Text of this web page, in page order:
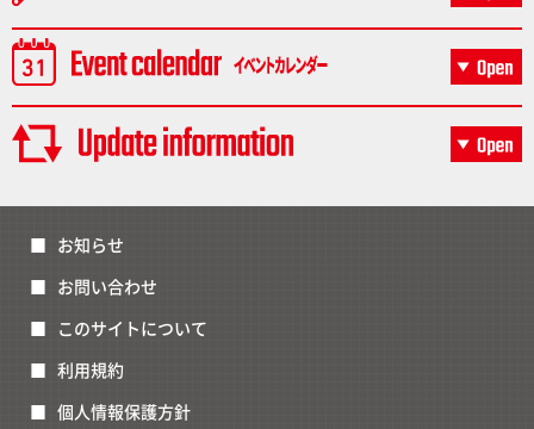
お知らせ
お問い合わせ
このサイトについて
利用規約
個人情報保護方針